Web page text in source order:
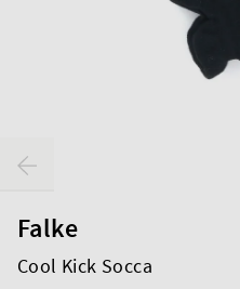
Falke
Cool Kick Socca